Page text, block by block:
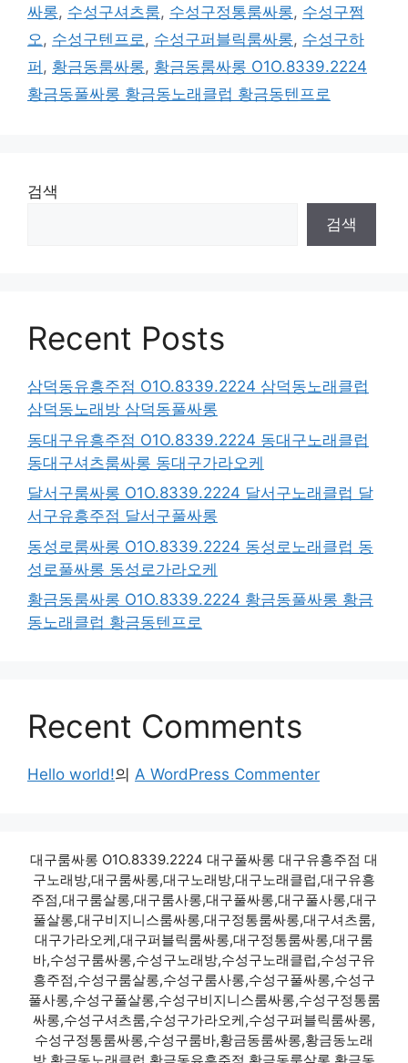
그
싸롱, 수성구셔츠룸, 수성구정통룸싸롱, 수성구쩜
오, 수성구텐프로, 수성구퍼블릭룸싸롱, 수성구하
퍼 , 황금동룸싸롱, 황금동룸싸롱 O1O.8339.2224
황금동풀싸롱 황금동노래클럽 황금동텐프로
검색
검색
Recent Posts
삼덕동유흥주점 O1O.8339.2224 삼덕동노래클럽
삼덕동노래방 삼덕동풀싸롱
동대구유흥주점 O1O.8339.2224 동대구노래클럽
동대구셔츠룸싸롱 동대구가라오케
달서구룸싸롱 O1O.8339.2224 달서구노래클럽 달
서구유흥주점 달서구풀싸롱
동성로룸싸롱 O1O.8339.2224 동성로노래클럽 동
성로풀싸롱 동성로가라오케
황금동룸싸롱 O1O.8339.2224 황금동풀싸롱 황금
동노래클럽 황금동텐프로
Recent Comments
Hello world!의 A WordPress Commenter
대구룸싸롱 O1O.8339.2224 대구풀싸롱 대구유흥주점 대
구노래방,대구룸싸롱,대구노래방,대구노래클럽,대구유흥
주점,대구룸살롱,대구룸사롱,대구풀싸롱,대구풀사롱,대구
풀살롱,대구비지니스룸싸롱,대구정통룸싸롱,대구셔츠룸,
대구가라오케,대구퍼블릭룸싸롱,대구정통룸싸롱,대구룸
바,수성구룸싸롱,수성구노래방,수성구노래클럽,수성구유
흥주점,수성구룸살롱,수성구룸사롱,수성구풀싸롱,수성구
풀사롱,수성구풀살롱,수성구비지니스룸싸롱,수성구정통룸
싸롱,수성구셔츠룸,수성구가라오케,수성구퍼블릭룸싸롱,
수성구정통룸싸롱,수성구룸바,황금동룸싸롱,황금동노래